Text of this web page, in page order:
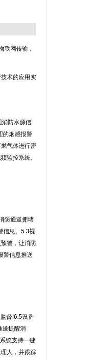
联网传输，
术的应用实
消防水源信
的烟感报警
气体进行密
监控系统、
防通道拥堵
信息。5.3视
警，让消防
警信息推送
督!6.5设备
送提醒消
统支持一键
人，并跟踪